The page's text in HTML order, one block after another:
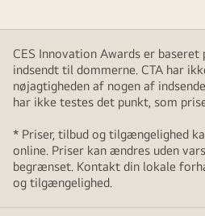
CES Innovation Awards er
indsendt til dommerne. CTA har
nøjagtigheden af nogen af
har ikke testes det punkt, som
* Priser, tilbud og tilgængelighed
online. Priser kan ændres uden
begrænset. Kontakt din lokale
og tilgængelighed.